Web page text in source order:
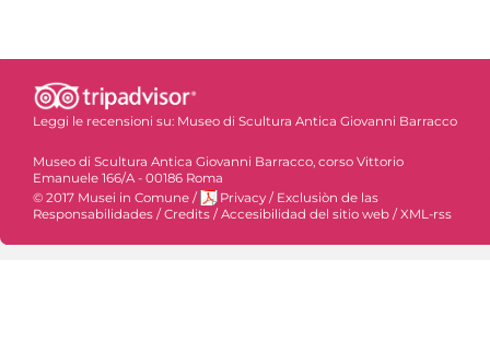
Leggi le recensioni su: Museo di Scultura Antica Giovanni Barracco
Museo di Scultura Antica Giovanni Barracco, corso Vittorio
Emanuele 166/A - 00186 Roma
© 2017 Musei in Comune / Privacy / Exclusiòn de las
Responsabilidades / Credits / Accesibilidad del sitio web / XML-rss